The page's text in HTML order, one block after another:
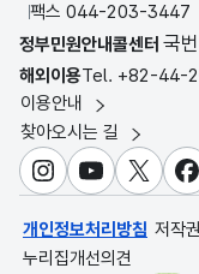
팩스 044-203-3447
정부민원안내콜센터 국
해외이용Tel. +82-44-
이용안내
찾아오시는 길
인스타그램
유튜브X
개인정보처리방침 저작
누리집개선의견